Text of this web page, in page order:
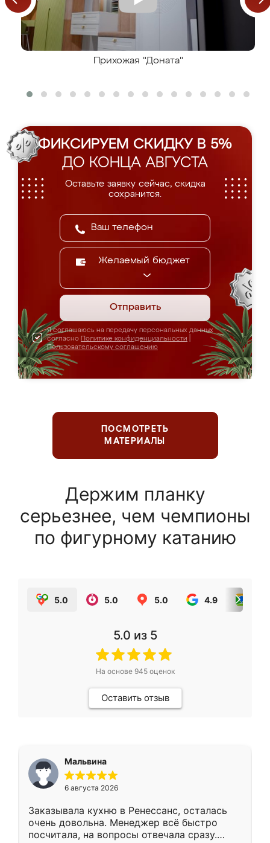
Прихожая "Доната"
ФИКСИРУЕМ СКИДКУ В 5%
ДО КОНЦА АВГУСТА
Оставьте заявку сейчас, скидка
сохранится.
Желаемый бюджет
Отправить
Я соглашаюсь на передачу персональных данных
согласно Политике конфиденциальности
Пользовательскому соглашению
ПОСМОТРЕТЬ
МАТЕРИАЛЫ
Держим планку
серьезнее, чем чемпионы
по фигурному катанию
5.0 5.0 5.0 4.9
5.0 из 5
На основе 945оценок
Оставить отзыв
Мальвина
6 августа 2026
Заказывала кухню в Ренессанс, осталась
очень довольна. Менеджер всё быстро
посчитала, на вопросы отвечала сразу.